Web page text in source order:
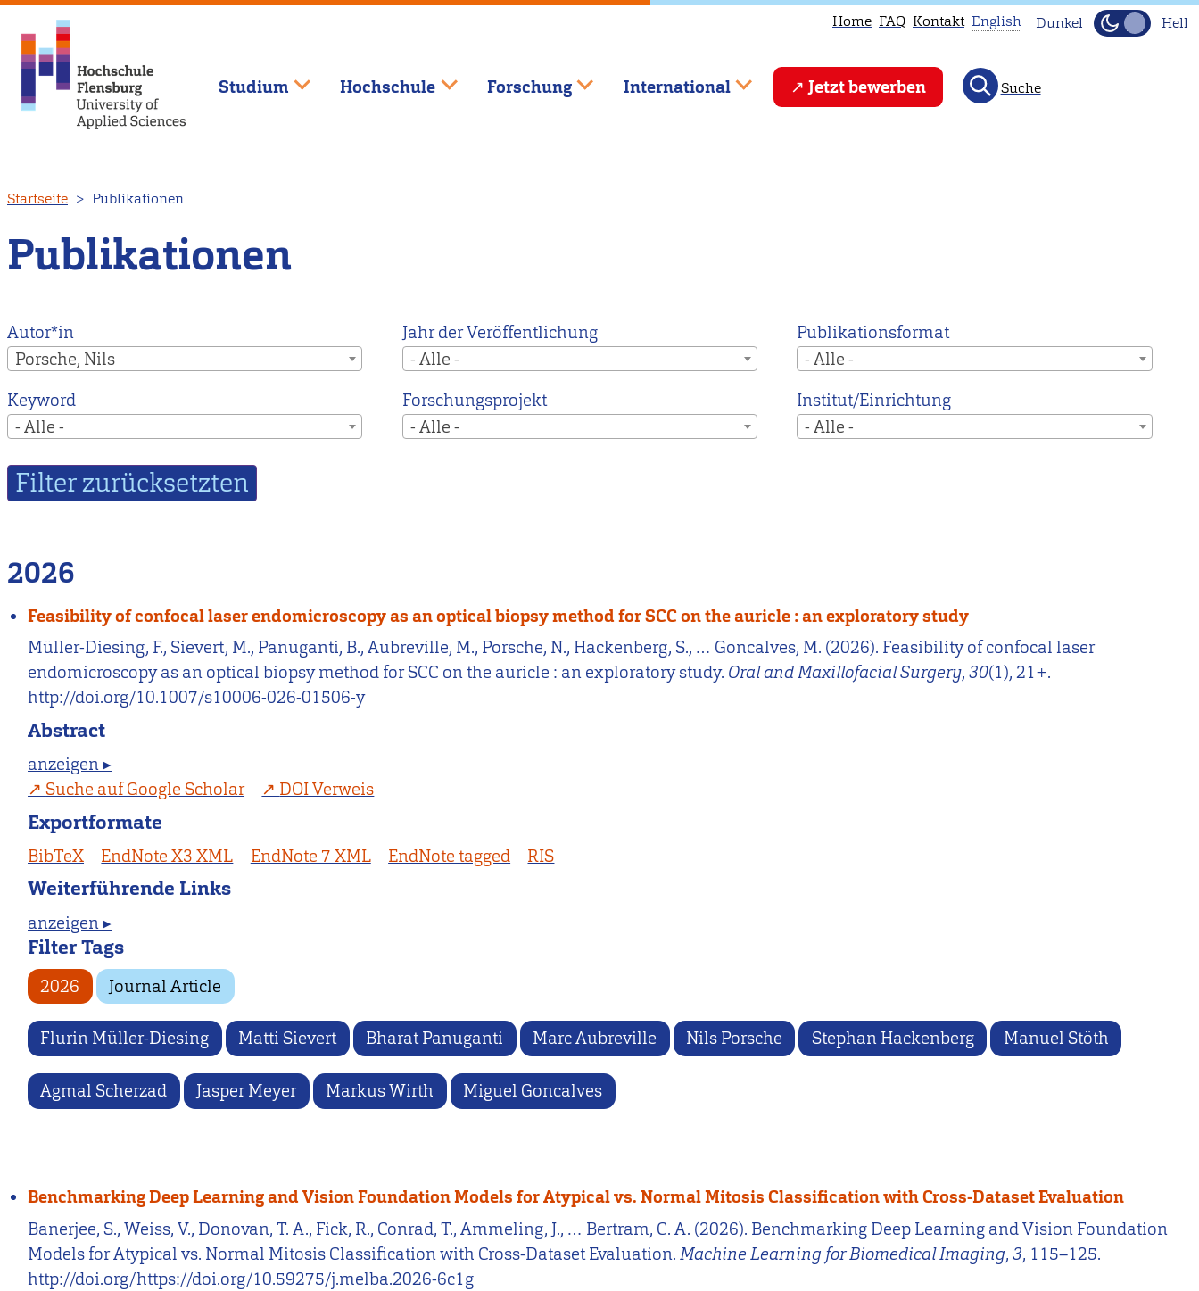
zum
Inhalt
Home FAQ Kontakt
This
page
main
page
English Dunkel Hell
Studium Hochschule Forschung International Jetzt bewerben Suche
Startseite Publikationen
Publikationen
Autor*in
Porsche, Nils
Jahr der Veröffentlichung
- Alle -
Publikationsformat
- Alle -
Keyword
- Alle -
Forschungsprojekt
- Alle -
Institut/Einrichtung
- Alle -
2026
Feasibility of confocal laser endomicroscopy as an optical biopsy method for SCC on the auricle : an exploratory study
Müller-Diesing, F., Sievert, M., Panuganti, B., Aubreville, M., Porsche, N., Hackenberg, S., … Goncalves, M. (2026). Feasibility of confocal laser
endomicroscopy as an optical biopsy method for SCC on the auricle : an exploratory study. Oral and Maxillofacial Surgery,30(1), 21+.
http://doi.org/10.1007/s10006-026-01506-y
Abstract
anzeigen ▸
Suche auf Google Scholar
DOI Verweis
Exportformate
BibTeX EndNote X3 XML EndNote 7 XML EndNote tagged RIS
Weiterführende Links
anzeigen ▸
Filter Tags
2026 Journal Article
Flurin Müller-Diesing Matti Sievert Bharat Panuganti Marc Aubreville Nils Porsche Stephan Hackenberg Manuel Stöth
Agmal Scherzad Jasper Meyer Markus Wirth Miguel Goncalves
Benchmarking Deep Learning and Vision Foundation Models for Atypical vs. Normal Mitosis Classification with Cross-Dataset Evaluation
Banerjee, S., Weiss, V., Donovan, T. A., Fick, R., Conrad, T., Ammeling, J., … Bertram, C. A. (2026). Benchmarking Deep Learning and Vision Foundation
Models for Atypical vs. Normal Mitosis Classification with Cross-Dataset Evaluation.Machine Learning for Biomedical Imaging,3, 115–125.
http://doi.org/https://doi.org/10.59275/j.melba.2026-6c1g